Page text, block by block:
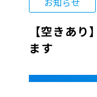
【空きあ
ます